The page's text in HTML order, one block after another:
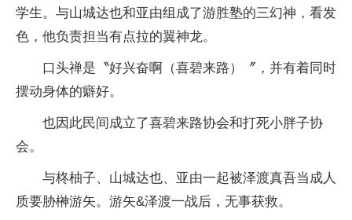
学生。与山城达也和亚由组成了游胜塾的三幻神，看发
色，他负责担当有点拉的翼神龙。
口头禅是〝好兴奋啊（喜碧来路）〞，并有着同时
摆动身体的癖好。
也因此民间成立了喜碧来路协会和打死小胖子协
会。
与柊柚子、山城达也、亚由一起被泽渡真吾当成人
质要胁榊游矢。游矢&泽渡一战后，无事获救。